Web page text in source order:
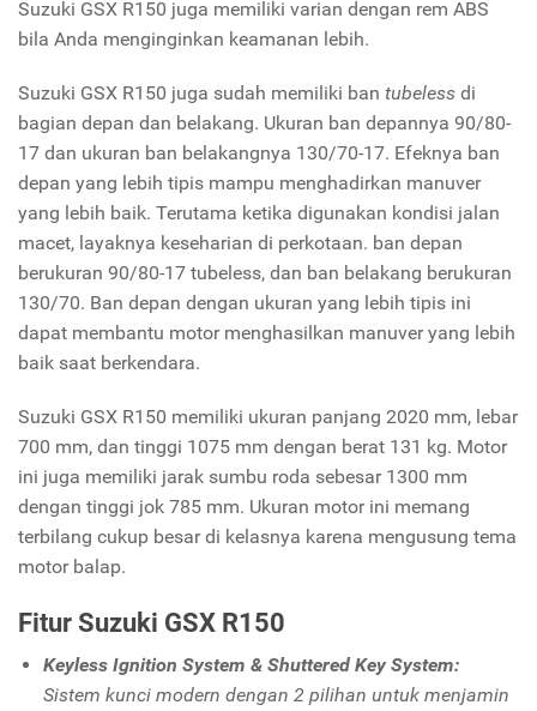
Suzuki GSX R150 juga memiliki varian dengan rem ABS
bila Anda menginginkan keamanan lebih.
Suzuki GSX R150 juga sudah memiliki ban tubeless di
bagian depan dan belakang. Ukuran ban depannya 90/80-
17 dan ukuran ban belakangnya 130/70-17. Efeknya ban
depan yang lebih tipis mampu menghadirkan manuver
yang lebih baik. Terutama ketika digunakan kondisi jalan
macet, layaknya keseharian di perkotaan. ban depan
berukuran 90/80-17 tubeless, dan ban belakang berukuran
130/70. Ban depan dengan ukuran yang lebih tipis ini
dapat membantu motor menghasilkan manuver yang lebih
baik saat berkendara.
Suzuki GSX R150 memiliki ukuran panjang 2020 mm, lebar
700 mm, dan tinggi 1075 mm dengan berat 131 kg. Motor
ini juga memiliki jarak sumbu roda sebesar 1300 mm
dengan tinggi jok 785 mm. Ukuran motor ini memang
terbilang cukup besar di kelasnya karena mengusung tema
motor balap.
Fitur Suzuki GSX R150
Keyless Ignition System & Shuttered Key System:
Sistem kunci modern dengan 2 pilihan untuk menjamin